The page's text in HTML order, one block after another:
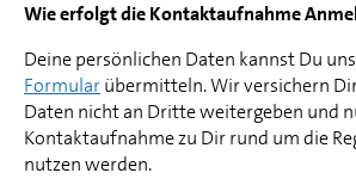
Wie erfolgt die Kontaktaufnahme
Deine persönlichen Daten kannst Du
Formularübermitteln. Wir versichern
Daten nicht an Dritte weitergeben und
Kontaktaufnahme zu Dir rund um die
nutzen werden.